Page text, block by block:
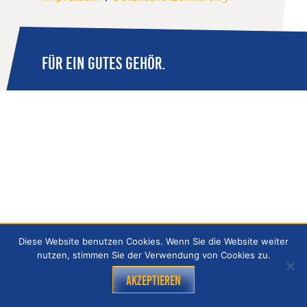
FÜR EIN GUTES GEHÖR.
Diese Website benutzen Cookies. Wenn Sie die Website weiter
nutzen, stimmen Sie der Verwendung von Cookies zu.
Akzeptieren